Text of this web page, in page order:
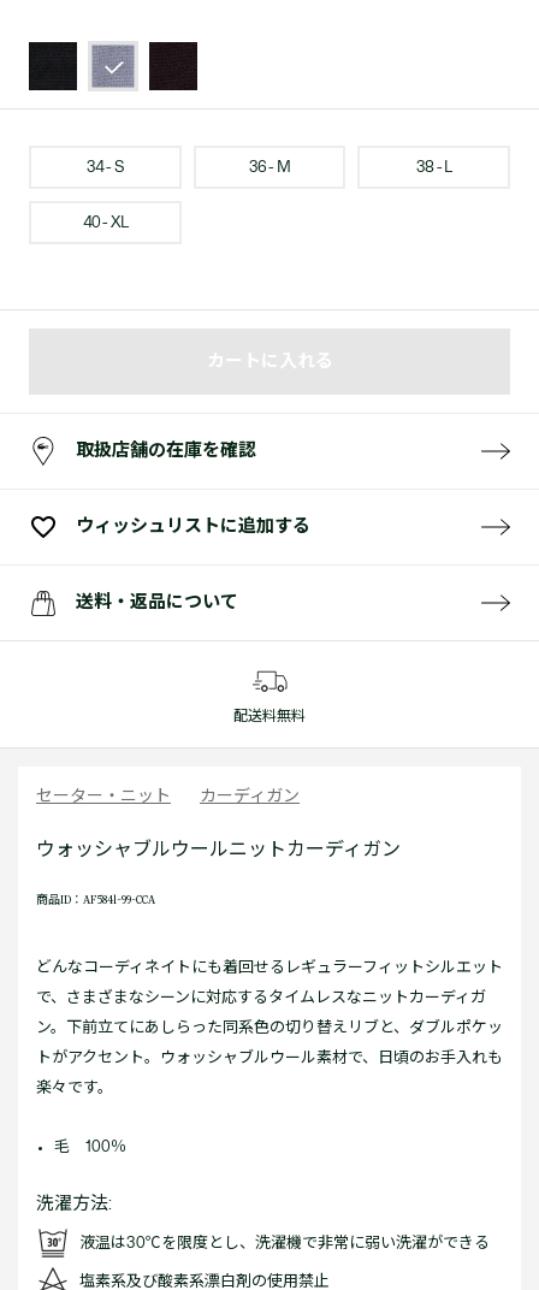
34 - S 36 - M 38 - L
40 - XL
カートに入れる
取扱店舗の在庫を確認
ウィッシュリストに追加する
送料・返品について
配送料無料
セーター・ニット カーディガン
ウォッシャブルウールニットカーディガン
商品ID：AF5841-99-CCA
どんなコーディネイトにも着回せるレギュラーフィットシルエット
で、さまざまなシーンに対応するタイムレスなニットカーディガ
ン。下前立てにあしらった同系色の切り替えリブと、ダブルポケッ
トがアクセント。ウォッシャブルウール素材で、日頃のお手入れも
楽々です。
毛 100％
洗濯方法:
液温は30℃を限度とし、洗濯機で非常に弱い洗濯ができる
塩素系及び酸素系漂白剤の使用禁止